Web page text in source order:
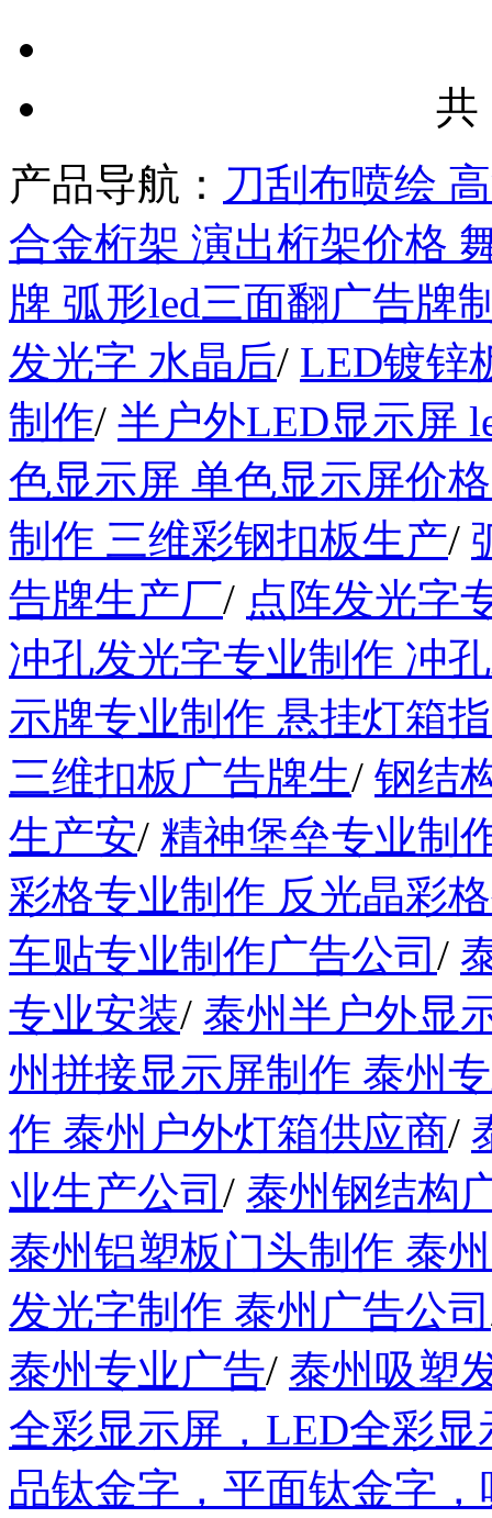
共
产品导航： 刀刮布喷绘
合金桁架 演出桁架价格
牌 弧形led三面翻广告牌
发光字 水晶后/ LED镀锌
制作/ 半户外LED显示屏
色显示屏 单色显示屏价
制作 三维彩钢扣板生产/
告牌生产厂/ 点阵发光字
冲孔发光字专业制作 冲
示牌专业制作 悬挂灯箱
三维扣板广告牌生/ 钢结
生产安/ 精神堡垒专业制
彩格专业制作 反光晶彩
车贴专业制作广告公司 /
专业安装/ 泰州半户外显
州拼接显示屏制作 泰州
作 泰州户外灯箱供应商/
业生产公司 / 泰州钢结构
泰州铝塑板门头制作 泰
发光字制作 泰州广告公司
泰州专业广告/ 泰州吸塑
全彩显示屏，LED全彩显
品钛金字，平面钛金字，